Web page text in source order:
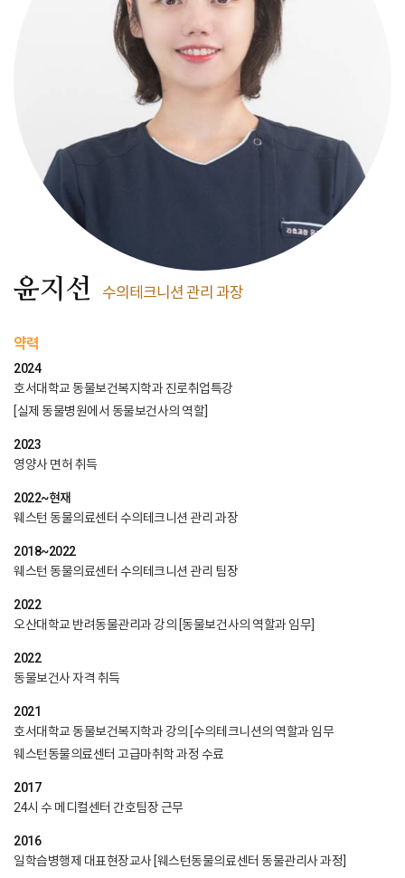
윤지선 수의테크니션 관리 과장
약력
2024
호서대학교 동물보건복지학과 진로취업특강
[실제 동물병원에서 동물보건사의 역할]
2023
영양사 면허 취득
2022~현재
웨스턴 동물의료센터 수의테크니션 관리 과장
2018~2022
웨스턴 동물의료센터 수의테크니션 관리 팀장
2022
오산대학교 반려동물관리과 강의 [동물보건사의 역할과 임무]
2022
동물보건사 자격 취득
2021
호서대학교 동물보건복지학과 강의 [수의테크니션의 역할과 임무
웨스턴동물의료센터 고급마취학 과정 수료
2017
24시 수 메디컬센터 간호팀장 근무
2016
일학습병행제 대표현장교사 [웨스턴동물의료센터 동물관리사 과정]